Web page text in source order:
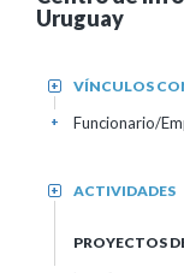
Uruguay
VÍNCULOS
+
Funcionario/
+
ACTIVIDADES
+
PROYECTOS